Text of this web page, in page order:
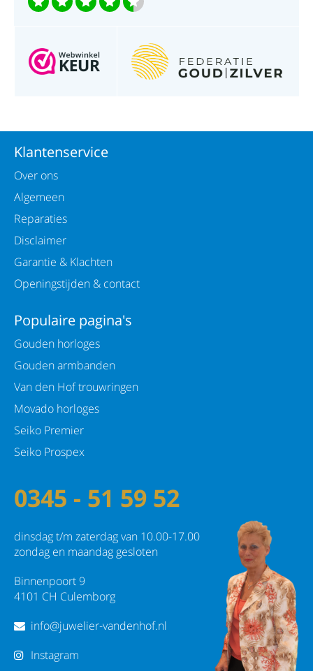
Klantenservice
Over ons
Algemeen
Reparaties
Disclaimer
Garantie & Klachten
Openingstijden & contact
Populaire pagina's
Gouden horloges
Gouden armbanden
Van den Hof trouwringen
Movado horloges
Seiko Premier
Seiko Prospex
0345 - 51 59 52
dinsdag t/m zaterdag van 10.00-17.00
zondag en maandag gesloten
Binnenpoort 9
4101 CH Culemborg
info@juwelier-vandenhof.nl
Instagram